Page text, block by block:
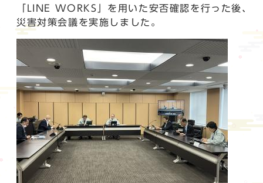
「LINE WORKS」を用いた安否確認を行った後、
災害対策会議を実施しました。